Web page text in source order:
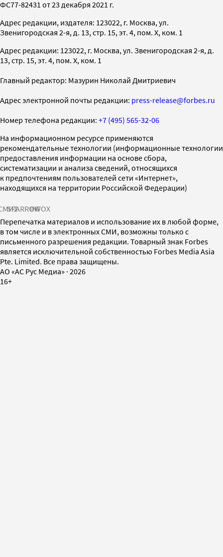
ФС77-82431 от 23 декабря 2021 г.
Адрес редакции, издателя: 123022, г. Москва, ул.
Звенигородская 2-я, д. 13, стр. 15, эт. 4, пом. X, ком. 1
Адрес редакции: 123022, г. Москва, ул. Звенигородская 2-я, д.
13, стр. 15, эт. 4, пом. X, ком. 1
Главный редактор: Мазурин Николай Дмитриевич
Адрес электронной почты редакции: press-release@forbes.ru
Номер телефона редакции: +7 (495) 565-32-06
На информационном ресурсе применяются
рекомендательные технологии (информационные технологии
предоставления информации на основе сбора,
систематизации и анализа сведений, относящихся
к предпочтениям пользователей сети «Интернет»,
находящихся на территории Российской Федерации)
SPARROWINFOX
Перепечатка материалов и использование их в любой форме,
в том числе и в электронных СМИ, возможны только с
письменного разрешения редакции. Товарный знак Forbes
является исключительной собственностью Forbes Media Asia
Pte. Limited. Все права защищены.
AO «АС Рус Медиа» · 2026
16+